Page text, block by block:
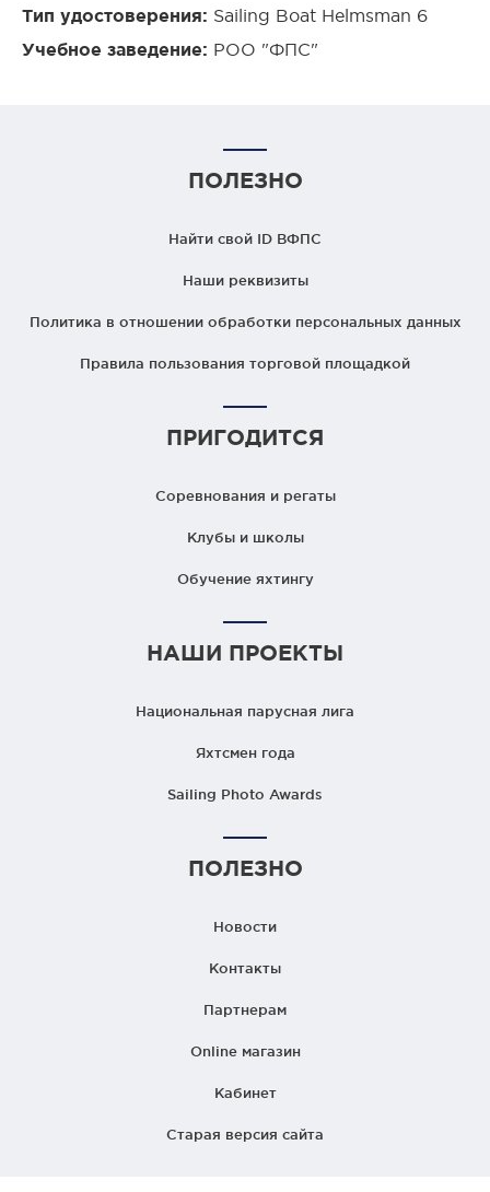
Тип удостоверения: Sailing Boat Helmsman 6
Учебное заведение: РОО "ФПС"
ПОЛЕЗНО
Найти свой ID ВФПС
Наши реквизиты
Политика в отношении обработки персональных данных
Правила пользования торговой площадкой
ПРИГОДИТСЯ
Соревнования и регаты
Клубы и школы
Обучение яхтингу
НАШИ ПРОЕКТЫ
Национальная парусная лига
Яхтсмен года
Sailing Photo Awards
ПОЛЕЗНО
Новости
Контакты
Партнерам
Online магазин
Кабинет
Старая версия сайта